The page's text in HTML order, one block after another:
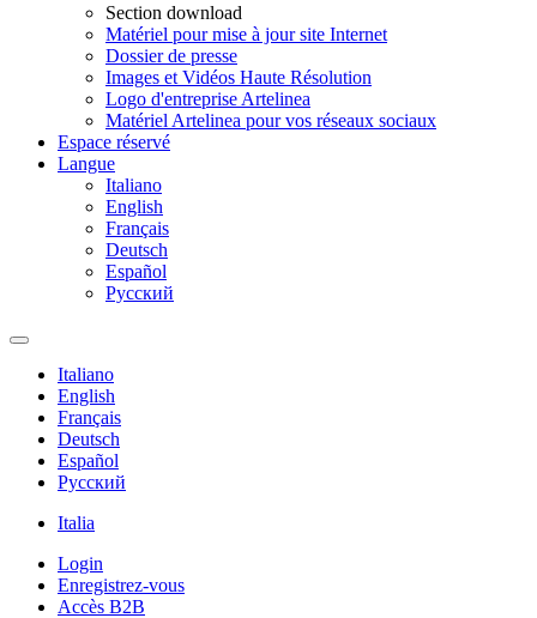
Section download
Matériel pour mise à jour site Internet
Dossier de presse
Images et Vidéos Haute Résolution
Logo d'entreprise Artelinea
Matériel Artelinea pour vos réseaux sociaux
Espace réservé
Langue
Italiano
English
Français
Deutsch
Español
Pусский
Italiano
English
Français
Deutsch
Español
Pусский
Italia
Login
Enregistrez-vous
Accès B2B